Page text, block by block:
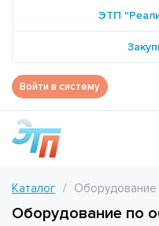
ЭТП
Войти в систему
Каталог Оборудование
Оборудование по